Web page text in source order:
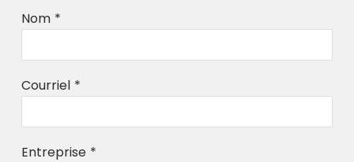
Nom *
Courriel *
Entreprise *